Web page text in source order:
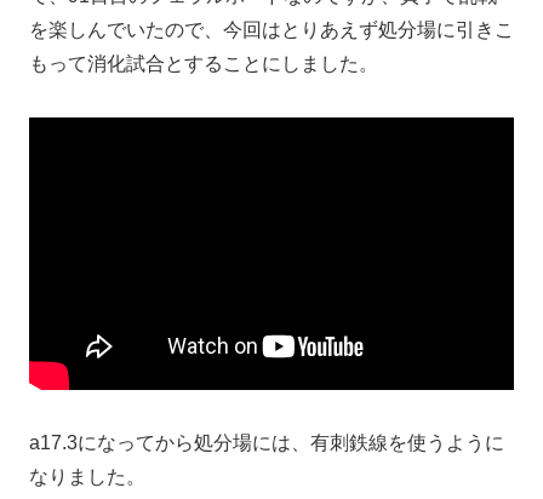
を楽しんでいたので、今回はとりあえず処分場に引きこ
もって消化試合とすることにしました。
a17.3になってから処分場には、有刺鉄線を使うように
なりました。